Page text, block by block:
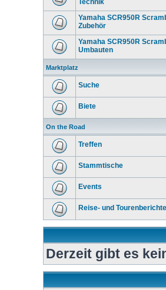
Technik
Yamaha SCR950R
Zubehör
Yamaha SCR950R
Umbauten
Marktplatz
Suche
Biete
On the Road
Treffen
Stammtische
Events
Reise- und Tourenberichte
Derzeit gibt es